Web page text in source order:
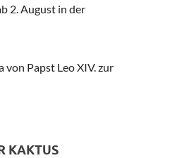
2. August in der
Papst Leo XIV. zur
KAKTUS